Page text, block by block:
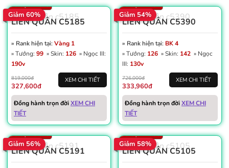
Giảm 60%
Số trận: 1.626
LIÊN QUÂN C5185
» Rank hiện tại:
Vàng 1
» Tướng: 99 » Skin: 126 » Ngọc III:
190v
819,000đ
327,600đ
XEM CHI TIẾT
Đồng hành trọn đờiXEM CHI
TIẾT
Giảm 54%
Số trận: 2.451
LIÊN QUÂN C5390
» Rank hiện tại:
BK 4
» Tướng: 126 » Skin: 142
III: 130v
726,000đ
333,960đ
XEM CHI TIẾT
Đồng hành trọn đờiXEM CHI
TIẾT
Giảm 56%
Win: 50%
Dấu ấn: 2
Thẻ đổi tên: 2
Số trận: 5.026
LIÊN QUÂN C5191
Giảm 58%
Win: 53%
Dấu ấn: 1
Thẻ đổi tên: 18
Số trận: 2.780
LIÊN QUÂN C5105